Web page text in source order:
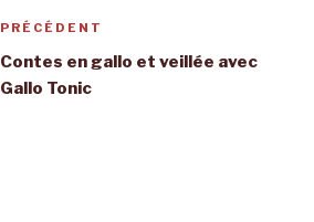
Navigation
de
l’article
Article
précédent
PRÉCÉDENT
Contes en gallo et veillée avec
Gallo Tonic